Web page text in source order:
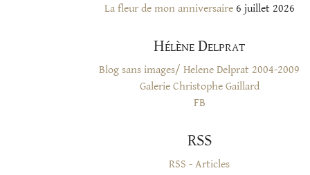
La fleur de mon anniversaire 6 juillet 2026
Hélène Delprat
Blog sans images/ Helene Delprat 2004-2009
Galerie Christophe Gaillard
FB
RSS
RSS - Articles